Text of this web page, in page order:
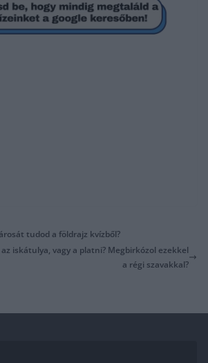
tudod a földrajz kvízből?
iskátulya, vagy a platni? Megbirkózol ezekkel
a régi szavakkal?